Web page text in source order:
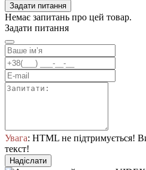
Задати питання
Немає запитань про цей товар.
Задати питання
Увага: HTML не підтримується!
текст!
Надіслати